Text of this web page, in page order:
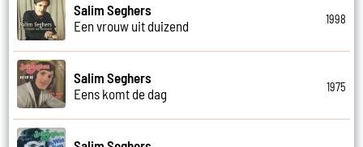
Salim Seghers
Een vrouw uit duizend
1998
Salim Seghers
Eens komt de dag
1975